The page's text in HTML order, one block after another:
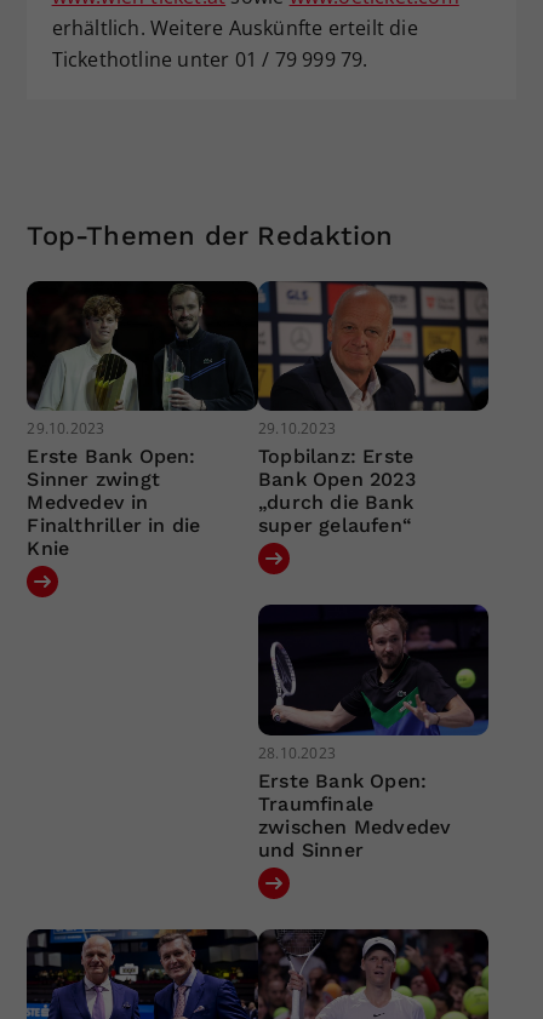
erhältlich. Weitere Auskünfte erteilt die
Tickethotline unter 01 / 79 999 79.
Top-Themen der Redaktion
29.10.2023
Erste Bank Open:
Sinner zwingt
Medvedev in
Finalthriller in die
Knie
29.10.2023
Topbilanz: Erste
Bank Open 2023
„durch die Bank
super gelaufen“
28.10.2023
Erste Bank Open:
Traumfinale
zwischen Medvedev
und Sinner